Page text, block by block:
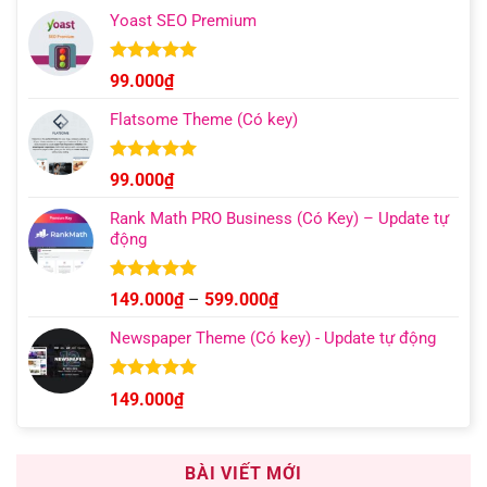
5 sao
Yoast SEO Premium
Được xếp
hạng 4.96
5 sao
99.000₫
Flatsome Theme (Có key)
Được xếp
hạng 4.95
5 sao
99.000₫
Rank Math PRO Business (Có Key) – Update tự
động
Được xếp
hạng 5.00
5 sao
149.000₫ – 599.000₫Khoảng
từ
Newspaper Theme (Có key) - Update tự động
Được xếp
hạng4.92
149.000₫
BÀI VIẾT MỚI